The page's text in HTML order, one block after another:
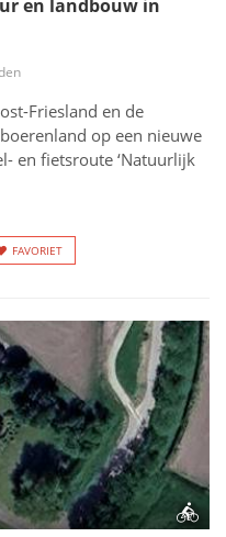
en landbouw in
Friesland en de
op een nieuwe
en fietsroute ‘Natuurlijk
FAVORIET